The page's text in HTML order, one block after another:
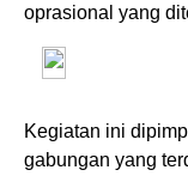
oprasional yang
Kegiatan ini
gabungan yang